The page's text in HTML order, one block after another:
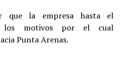
que la empresa hasta el
los motivos por el cual
Punta Arenas.